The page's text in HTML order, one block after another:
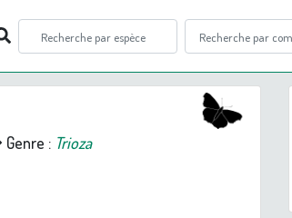
Genre : Trioza